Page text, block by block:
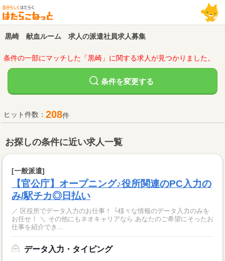
黒崎 献血ルーム 求人の派遣社員求人募集
条件の一部にマッチした「黒崎」に関する求人が見つかりました。
条件を変更する
ヒット件数： 208件
お探しの条件に近い求人一覧
[一般派遣]
【官公庁】オープニング♪役所関連のPC入力の
み/駅チカ◎日払い
／ 区役所でデータ入力のお仕事！ └様々な情報のデータ入力のみを
お任せ！ ＼ その他にもネオキャリアなら あなたのご希望にそったお
仕事を紹介でき...
データ入力・タイピング